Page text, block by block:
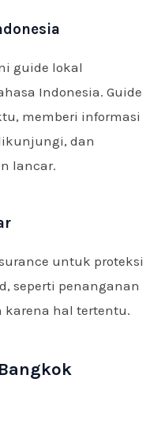
guide lokal
Indonesia. Guide
memberi informasi
dan
lancar.
untuk proteksi
seperti penanganan
karena hal tertentu.